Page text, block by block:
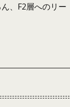
、F2層へのリー